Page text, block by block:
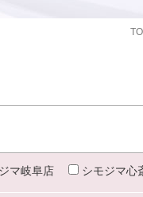
マ岐阜店 シモジマ心